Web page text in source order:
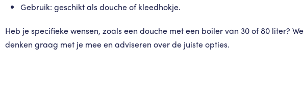
Gebruik: geschikt als douche of kleedhokje.
Heb je specifieke wensen, zoals een douche met een boiler van 30 of 80 liter? We
denken graag met je mee en adviseren over de juiste opties.